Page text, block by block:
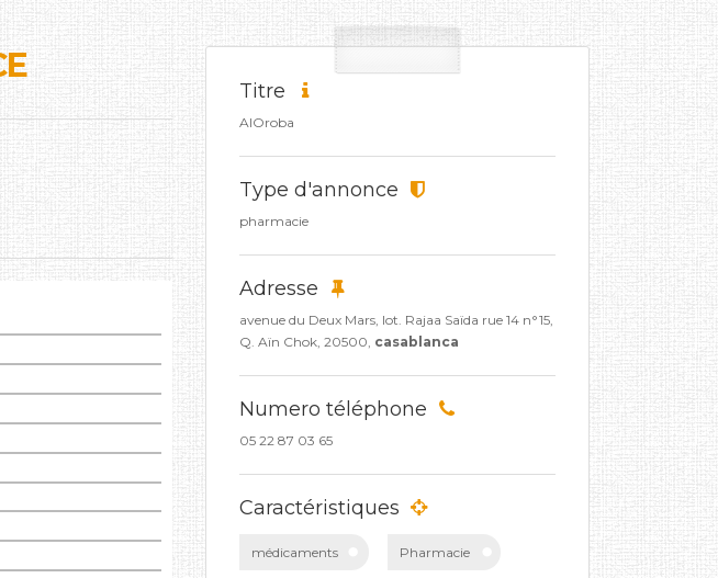
Titre
AlOroba
Type d'annonce
pharmacie
Adresse
avenue du Deux Mars, lot. Rajaa Saïda rue 14 n°15,
Q. Aïn Chok, 20500, casablanca
Numero téléphone
05 22 87 03 65
Caractéristiques
médicaments Pharmacie